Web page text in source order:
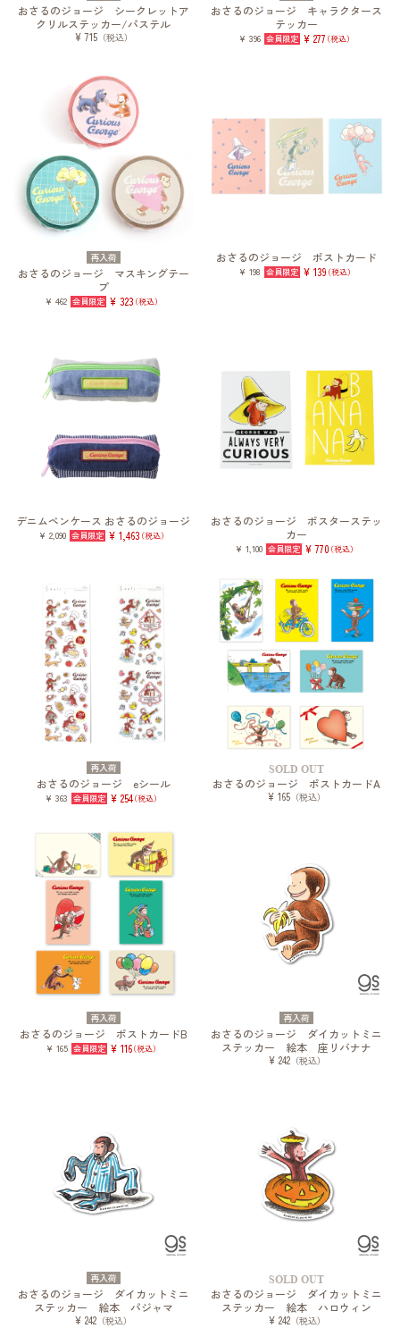
おさるのジョージ シークレットア
クリルステッカー/パステル
¥ 715（税込）
おさるのジョージ キャラクタース
テッカー
¥ 396 ¥ 277（税込）
再入荷
おさるのジョージ マスキングテー
プ
¥ 462 ¥ 323（税込）
おさるのジョージ ポストカード
¥ 198 ¥ 139（税込）
デニムペンケース おさるのジョージ
¥ 2,090 ¥ 1,463（税込）
おさるのジョージ ポスターステッ
カー
¥ 1,100 ¥ 770（税込）
再入荷
おさるのジョージ eシール
¥ 363 ¥ 254（税込）
SOLD OUT
おさるのジョージ ポストカードA
¥ 165 （税込）
再入荷
おさるのジョージ ポストカードB
¥ 165 ¥ 116（税込）
再入荷
おさるのジョージ ダイカットミニ
ステッカー 絵本 座リバナナ
¥ 242（税込）
再入荷
おさるのジョージ ダイカットミニ
ステッカー 絵本 パジャマ
¥ 242 （税込）
SOLD OUT
おさるのジョージ ダイカットミニ
ステッカー 絵本 ハロウィン
¥ 242（税込）